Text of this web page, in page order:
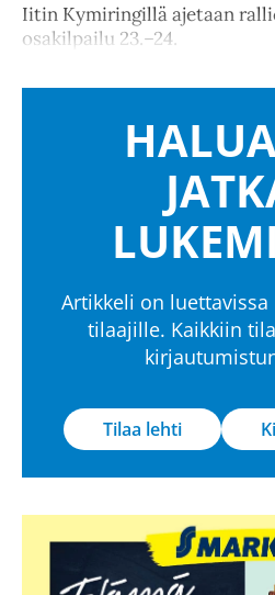
Iitin Kymiringillä ajetaan
osakilpailu 23.–24.
Artikkeli on
tilaajille. Kaikkiin
Tilaa lehti